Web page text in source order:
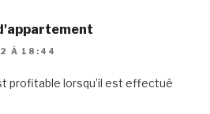
À 18:44
profitable lorsqu’il est effectué